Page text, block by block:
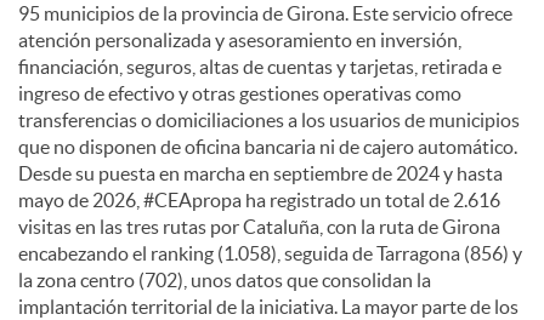
95 municipios de la provincia de Girona. Este servicio ofrece
atención personalizada y asesoramiento en inversión,
financiación, seguros, altas de cuentas y tarjetas, retirada e
ingreso de efectivo y otras gestiones operativas como
transferencias o domiciliaciones a los usuarios de municipios
que no disponen de oficina bancaria ni de cajero automático.
Desde su puesta en marcha en septiembre de 2024 y hasta
mayo de 2026, #CEApropa ha registrado un total de 2.616
visitas en las tres rutas por Cataluña, con la ruta de Girona
encabezando el ranking (1.058), seguida de Tarragona (856) y
la zona centro (702), unos datos que consolidan la
implantación territorial de la iniciativa. La mayor parte de los